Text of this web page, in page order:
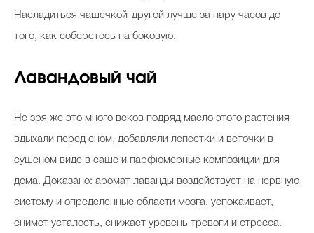
Насладиться чашечкой-другой лучше за пару часов до
того, как соберетесь на боковую.
Лавандовый чай
Не зря же это много веков подряд масло этого растения
вдыхали перед сном, добавляли лепестки и веточки в
сушеном виде в саше и парфюмерные композиции для
дома. Доказано: аромат лаванды воздействует на нервную
систему и определенные области мозга, успокаивает,
снимет усталость, снижает уровень тревоги и стресса.